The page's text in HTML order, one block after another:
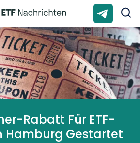
Rabatt Für ETF-
Hamburg Gestartet